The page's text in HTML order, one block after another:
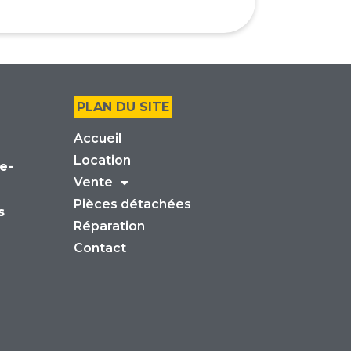
PLAN DU SITE
Accueil
Location
Vente
Pièces détachées
Réparation
Contact